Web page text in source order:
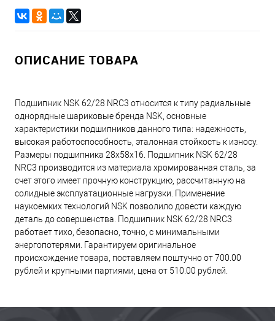
ОПИСАНИЕ ТОВАРА
Подшипник NSK 62/28 NRC3 относится к типу радиальные
однорядные шариковые бренда NSK, основные
характеристики подшипников данного типа: надежность,
высокая работоспособность, эталонная стойкость к износу.
Размеры подшипника 28x58x16. Подшипник NSK 62/28
NRC3 производится из материала хромированная сталь, за
счет этого имеет прочную конструкцию, рассчитанную на
солидные эксплуатационные нагрузки. Применение
наукоемких технологий NSK позволило довести каждую
деталь до совершенства. Подшипник NSK 62/28 NRC3
работает тихо, безопасно, точно, с минимальными
энергопотерями. Гарантируем оригинальное
происхождение товара, поставляем поштучно от 700.00
рублей и крупными партиями, цена от 510.00 рублей.